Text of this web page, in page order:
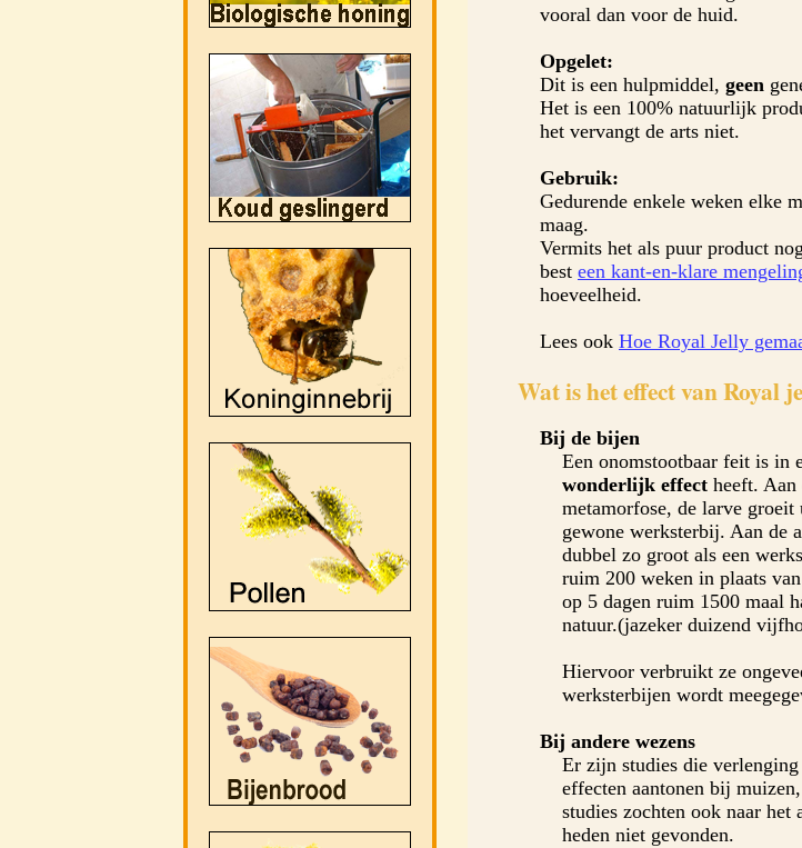
vooral dan voor de huid.
Opgelet:
Dit is een hulpmiddel, geen
Het is een 100% natuurlijk
het vervangt de arts niet.
Gebruik:
Gedurende enkele weken elke
maag.
Vermits het als puur product
best een kant-en-klare
hoeveelheid.
Lees ook Hoe Royal Jelly
Wat is het effect van Royal
Bij de bijen
Een onomstootbaar feit is
wonderlijk effect heeft. Aan
metamorfose, de larve
gewone werksterbij. Aan de
dubbel zo groot als een
ruim 200 weken in plaats
op 5 dagen ruim 1500 maal
natuur.(jazeker duizend
Hiervoor verbruikt ze
werksterbijen wordt
Bij andere wezens
Er zijn studies die
effecten aantonen bij
studies zochten ook naar het
heden niet gevonden.